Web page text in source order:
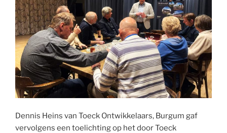
Dennis Heins van Toeck Ontwikkelaars, Burgum gaf
vervolgens een toelichting op het door Toeck